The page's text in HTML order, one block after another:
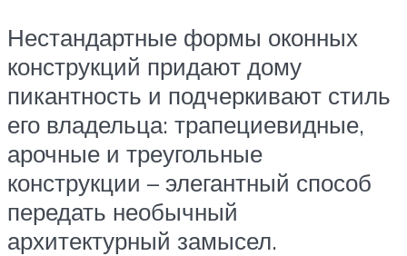
Нестандартные формы оконных
конструкций придают дому
пикантность и подчеркивают стиль
его владельца: трапециевидные,
арочные и треугольные
конструкции – элегантный способ
передать необычный
архитектурный замысел.